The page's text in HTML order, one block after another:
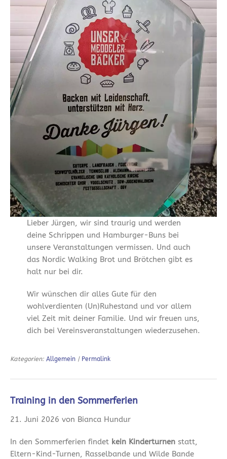
Lieber Jürgen, wir sind traurig und werden
deine Schrippen und Hamburger-Buns bei
unsere Veranstaltungen vermissen. Und auch
das Nordic Walking Brot und Brötchen gibt es
halt nur bei dir.
Wir wünschen dir alles Gute für den
wohlverdienten (Un)Ruhestand und vor allem
viel Zeit mit deiner Familie. Und wir freuen uns,
dich bei Vereinsveranstaltungen wiederzusehen.
Kategorien: Allgemein | Permalink
Training in den Sommerferien
21. Juni 2026 von Bianca Hundur
In den Sommerferien findet kein Kinderturnen statt,
Eltern-Kind-Turnen, Rasselbande und Wilde Bande